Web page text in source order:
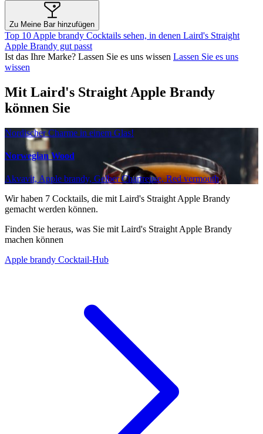
Zu Meine Bar hinzufügen
Top 10 Apple brandy Cocktails sehen, in denen Laird's Straight
Apple Brandy gut passt
Ist das Ihre Marke? Lassen Sie es uns wissen Lassen Sie es uns
wissen
Mit Laird's Straight Apple Brandy
können Sie
Nordischer Charme in einem Glas!
Norwegian Wood
Akvavit, Apple brandy, Gelber Chartreuse, Red vermouth
Wir haben 7 Cocktails, die mit Laird's Straight Apple Brandy
gemacht werden können.
Finden Sie heraus, was Sie mit Laird's Straight Apple Brandy
machen können
Apple brandy Cocktail-Hub